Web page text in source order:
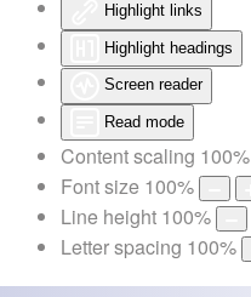
Highlight links
Highlight headings
Screen reader
Read mode
Content scaling 100%
Font size 100%
Line height 100%
Letter spacing 100%